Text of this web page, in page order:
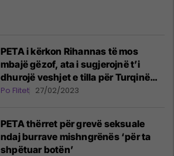
PETA i kërkon Rihannas të mos
mbajë gëzof, ata i sugjerojnë t’i
dhurojë veshjet e tilla për Turqinë
dhe Sirinë
Po Flitet 27/02/2023
PETA thërret për grevë seksuale
ndaj burrave mishngrënës ‘për ta
shpëtuar botën’